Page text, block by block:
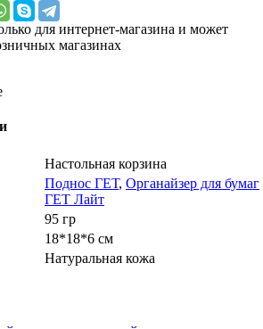
для интернет-магазина и может
магазинах
Настольная корзина
Поднос ГЕТ, Органайзер для бумаг
ГЕТ Лайт
95 гр
18*18*6 см
Натуральная кожа